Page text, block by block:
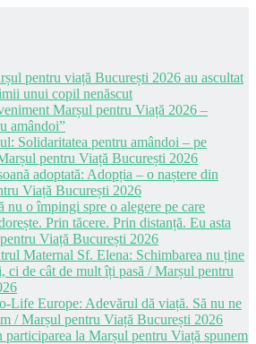
pentru viață București 2026 au ascultat
unui copil nenăscut
Marșul pentru Viață 2026 –
amândoi”
Solidaritatea pentru amândoi – pe
pentru Viață București 2026
adoptată: Adopția – o naștere din
Viață București 2026
nu o împingi spre o alegere pe care
Prin tăcere. Prin distanță. Eu asta
Viață București 2026
Maternal Sf. Elena: Schimbarea nu ține
ci de cât de mult îți pasă / Marșul pentru
Life Europe: Adevărul dă viață. Să nu ne
/ Marșul pentru Viață București 2026
la Marșul pentru Viață spunem